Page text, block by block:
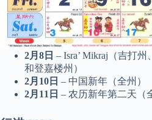
2月8日 – Isra’ Mikraj（吉打
和登嘉楼州）
2月10日 – 中国新年（全州）
2月11日 – 农历新年第二天（